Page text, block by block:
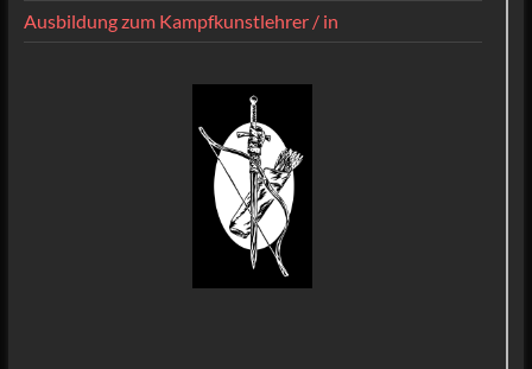
Ausbildung zum Kampfkunstlehrer / in